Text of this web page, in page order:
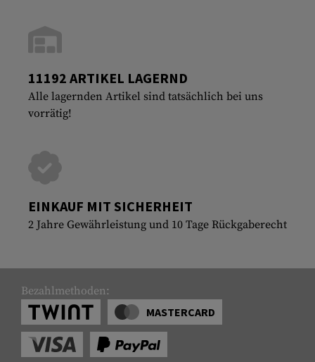
11192 ARTIKEL LAGERND
Alle lagernden Artikel sind tatsächlich bei uns
vorrätig!
EINKAUF MIT SICHERHEIT
2 Jahre Gewährleistung und 10 Tage Rückgaberecht
Bezahlmethoden:
MASTERCARD